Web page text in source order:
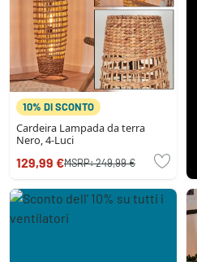
10% DI SCONTO
Cardeira Lampada da terra
Nero, 4-Luci
129,99 €MSRP:249,99 €